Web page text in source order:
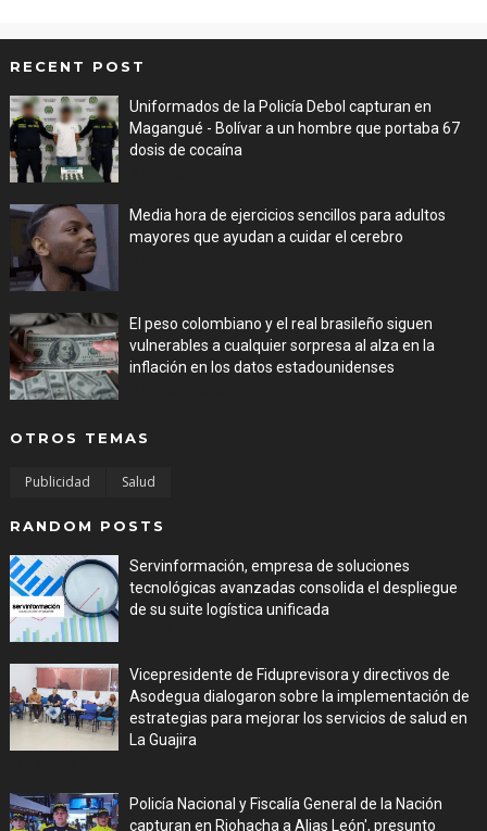
RECENT POST
Uniformados de la Policía Debol capturan en
Magangué - Bolívar a un hombre que portaba 67
dosis de cocaína
Media hora de ejercicios sencillos para adultos
mayores que ayudan a cuidar el cerebro
El peso colombiano y el real brasileño siguen
vulnerables a cualquier sorpresa al alza en la
inflación en los datos estadounidenses
OTROS TEMAS
Publicidad Salud
RANDOM POSTS
Servinformación, empresa de soluciones
tecnológicas avanzadas consolida el despliegue
de su suite logística unificada
Vicepresidente de Fiduprevisora y directivos de
Asodegua dialogaron sobre la implementación de
estrategias para mejorar los servicios de salud en
La Guajira
Policía Nacional y Fiscalía General de la Nación
capturan en Riohacha a Alias León', presunto